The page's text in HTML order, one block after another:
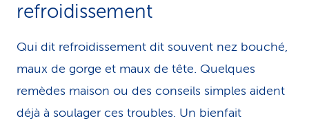
refroidissement
Qui dit refroidissement dit souvent nez bouché,
maux de gorge et maux de tête. Quelques
remèdes maison ou des conseils simples aident
déjà à soulager ces troubles. Un bienfait